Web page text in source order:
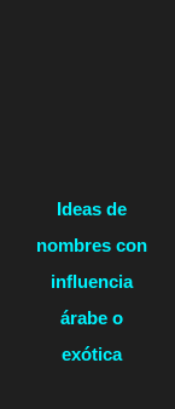
Ideas de
nombres con
influencia
árabe o
exótica